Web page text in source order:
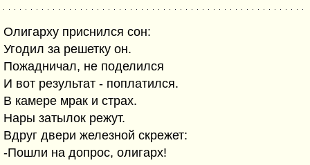
Олигарху приснился сон:
Угодил за решетку он.
Пожадничал, не поделился
И вот результат - поплатился.
В камере мрак и страх.
Нары затылок режут.
Вдруг двери железной скрежет:
-Пошли на допрос, олигарх!